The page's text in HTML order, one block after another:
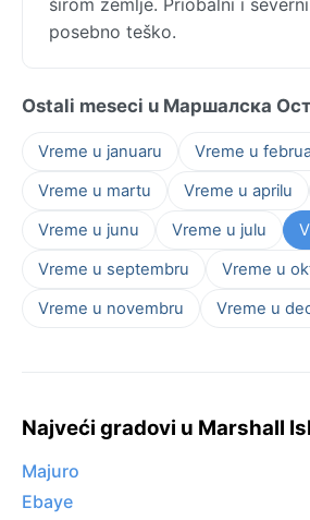
posebno teško.
Ostali meseci u Маршалска
Vreme u januaru
Vreme u
Vreme u martu
Vreme u aprilu
Vreme u junu
Vreme u julu
Vreme u septembru
Vreme u
Vreme u novembru
Vreme u
Najveći gradovi u Marshall
Majuro
Ebaye